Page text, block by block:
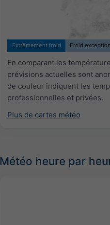
Extrêmement froid Froid
En comparant les
prévisions actuelles sont
de couleur indiquent les
professionnelles et privées.
Plus de cartes météo
Météo heure par